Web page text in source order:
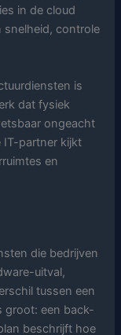
in de cloud
snelheid, controle
is
dat fysiek
ongeacht
IT-partner kijkt
en
die bedrijven
uitval,
tussen een
groot: een back-
beschrijft hoe